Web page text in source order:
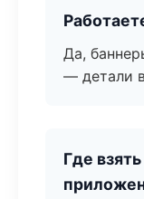
Да,
— детали
Где